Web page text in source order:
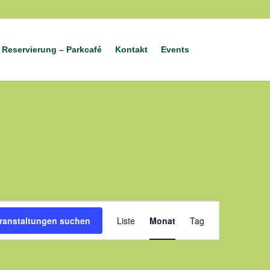
Reservierung – Parkcafé Kontakt Events
suchen
Ansichten-
Liste Monat Tag